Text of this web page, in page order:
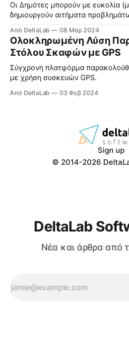
Οι Δημότες μπορούν με ευκολία
δημιουργούν αιτήματα
τους.
Από DeltaLab 08 Μαρ 2024
Ολοκληρωμένη Λύση
Στόλου Σκαφών με GPS
Σύγχρονη πλατφόρμα
με χρήση συσκευών GPS.
Από DeltaLab 03 Φεβ 2024
Sign up
© 2014-2026
DeltaLab
Νέα και άρθρα από